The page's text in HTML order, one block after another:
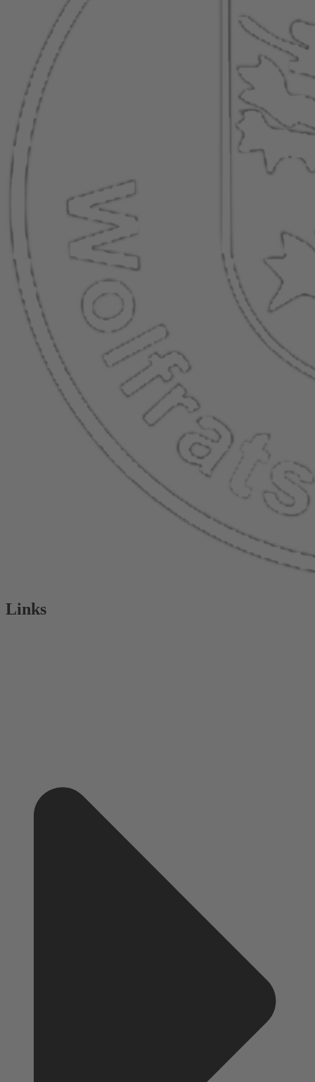
Links